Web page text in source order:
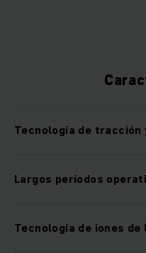
Tecnología de
Largos períodos
Tecnología de iones